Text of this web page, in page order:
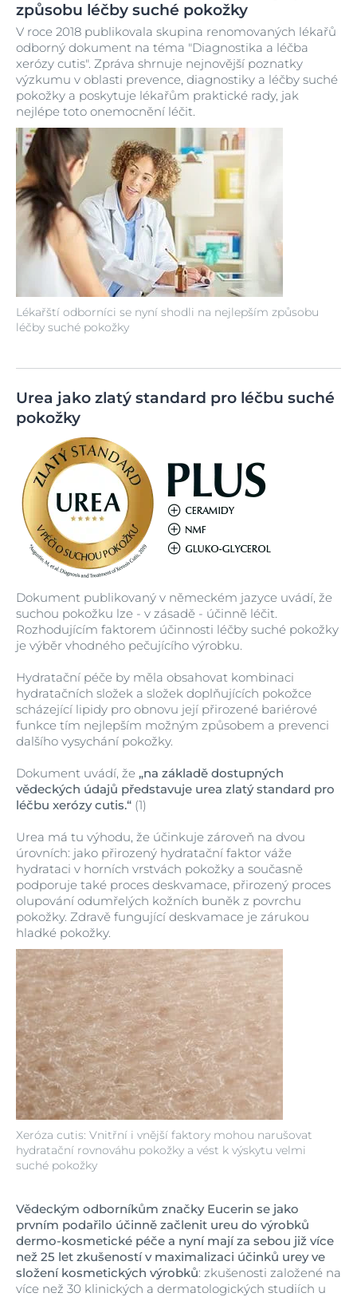
způsobu léčby suché pokožky
Lékařští odborníci se nyní shodli na nejlepším způsobu
léčby suché pokožky
V roce 2018 publikovala skupina renomovaných lékařů
odborný dokument na téma "Diagnostika a léčba
xerózy cutis". Zpráva shrnuje nejnovější poznatky
výzkumu v oblasti prevence, diagnostiky a léčby suché
pokožky a poskytuje lékařům praktické rady, jak
nejlépe toto onemocnění léčit.
Urea jako zlatý standard pro léčbu suché
pokožky
Dokument publikovaný v německém jazyce uvádí, že
suchou pokožku lze - v zásadě - účinně léčit.
Rozhodujícím faktorem účinnosti léčby suché pokožky
je výběr vhodného pečujícího výrobku.
Xeróza cutis: Vnitřní i vnější faktory mohou narušovat
hydratační rovnováhu pokožky a vést k výskytu velmi
suché pokožky
Hydratační péče by měla obsahovat kombinaci
hydratačních složek a složek doplňujících pokožce
scházející lipidy pro obnovu její přirozené bariérové
funkce tím nejlepším možným způsobem a prevenci
dalšího vysychání pokožky.
Dokument uvádí, že „na základě dostupných
vědeckých údajů představuje urea zlatý standard pro
léčbu xerózy cutis.“ (1)
Urea má tu výhodu, že účinkuje zároveň na dvou
úrovních: jako přirozený hydratační faktor váže
hydrataci v horních vrstvách pokožky a současně
podporuje také proces deskvamace, přirozený proces
olupování odumřelých kožních buněk z povrchu
pokožky. Zdravě fungující deskvamace je zárukou
hladké pokožky.
Vědeckým odborníkům značky Eucerin se jako
prvním podařilo účinně začlenit ureu do výrobků
dermo-kosmetické péče a nyní mají za sebou již více
než 25 let zkušeností v maximalizaci účinků urey ve
složení kosmetických výrobků: zkušenosti založené na
více než 30 klinických a dermatologických studiích u